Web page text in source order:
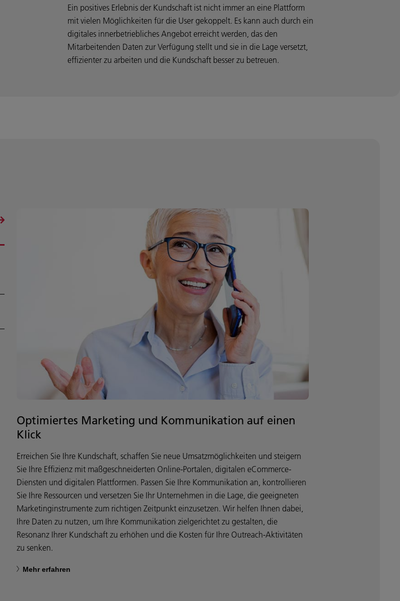
Ein positives Erlebnis der Kundschaft ist nicht immer an eine Plattform
mit vielen Möglichkeiten für die User gekoppelt. Es kann auch durch ein
digitales innerbetriebliches Angebot erreicht werden, das den
Mitarbeitenden Daten zur Verfügung stellt und sie in die Lage versetzt,
effizienter zu arbeiten und die Kundschaft besser zu betreuen.
Optimiertes Marketing und Kommunikation auf einen
Klick
Erreichen Sie Ihre Kundschaft, schaffen Sie neue Umsatzmöglichkeiten und steigern
Sie Ihre Effizienz mit maßgeschneiderten Online-Portalen, digitalen eCommerce-
Diensten und digitalen Plattformen. Passen Sie Ihre Kommunikation an, kontrollieren
Sie Ihre Ressourcen und versetzen Sie Ihr Unternehmen in die Lage, die geeigneten
Marketinginstrumente zum richtigen Zeitpunkt einzusetzen. Wir helfen Ihnen dabei,
Ihre Daten zu nutzen, um Ihre Kommunikation zielgerichtet zu gestalten, die
Resonanz Ihrer Kundschaft zu erhöhen und die Kosten für Ihre Outreach-Aktivitäten
zu senken.
Mehr erfahren